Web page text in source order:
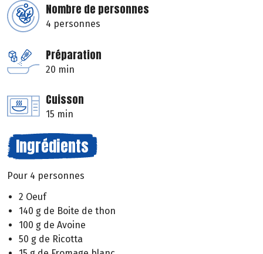
Nombre de personnes
4 personnes
Préparation
20 min
Cuisson
15 min
Ingrédients
Pour 4 personnes
2 Oeuf
140 g de Boite de thon
100 g de Avoine
50 g de Ricotta